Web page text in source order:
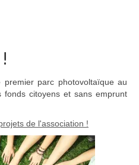
premier parc photovoltaïque au
citoyens et sans emprunt
de l'association !